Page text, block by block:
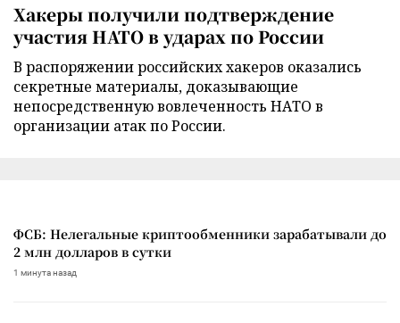
Хакеры получили подтверждение
участия НАТО в ударах по России
В распоряжении российских хакеров оказались
секретные материалы, доказывающие
непосредственную вовлеченность НАТО в
организации атак по России.
ФСБ: Нелегальные криптообменники зарабатывали до
2 млн долларов в сутки
1 минута назад